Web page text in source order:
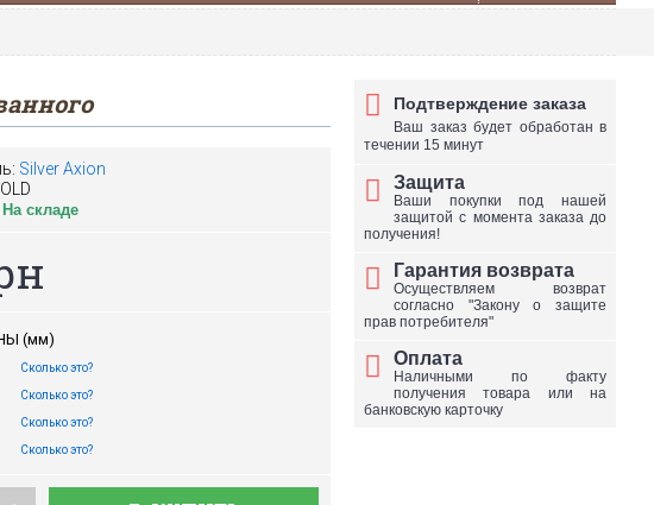
Подтверждение заказа
Ваш заказ будет обработан в
течении 15 минут
Защита
Ваши покупки под нашей
защитой с момента заказа до
получения!
Гарантия возврата
Осуществляем возврат
согласно "Закону о защите
прав потребителя"
Оплата
Наличными по факту
получения товара или на
банковскую карточку
Silver Axion
На складе
(мм)
Сколько это?
Сколько это?
Сколько это?
Сколько это?